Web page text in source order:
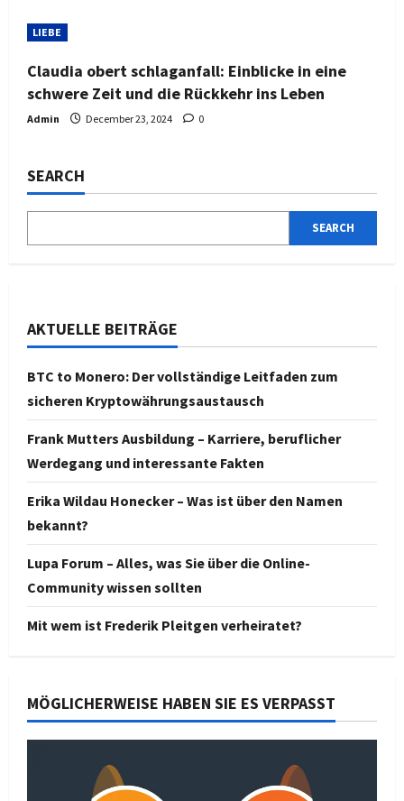
LIEBE
Claudia obert schlaganfall: Einblicke in eine
schwere Zeit und die Rückkehr ins Leben
Admin December 23, 2024 0
SEARCH
SEARCH
AKTUELLE BEITRÄGE
BTC to Monero: Der vollständige Leitfaden zum
sicheren Kryptowährungsaustausch
Frank Mutters Ausbildung – Karriere, beruflicher
Werdegang und interessante Fakten
Erika Wildau Honecker – Was ist über den Namen
bekannt?
Lupa Forum – Alles, was Sie über die Online-
Community wissen sollten
Mit wem ist Frederik Pleitgen verheiratet?
MÖGLICHERWEISE HABEN SIE ES VERPASST